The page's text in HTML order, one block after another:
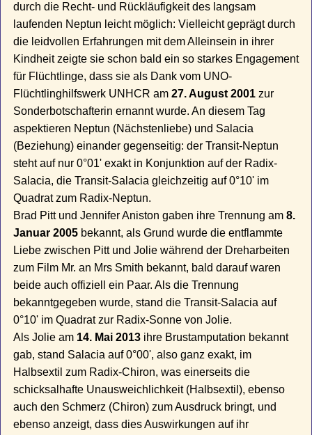
durch die Recht- und Rückläufigkeit des langsam
laufenden Neptun leicht möglich: Vielleicht geprägt durch
die leidvollen Erfahrungen mit dem Alleinsein in ihrer
Kindheit zeigte sie schon bald ein so starkes Engagement
für Flüchtlinge, dass sie als Dank vom UNO-
Flüchtlinghilfswerk UNHCR am27. August 2001 zur
Sonderbotschafterin ernannt wurde. An diesem Tag
aspektieren Neptun (Nächstenliebe) und Salacia
(Beziehung) einander gegenseitig: der Transit-Neptun
steht auf nur 0°01' exakt in Konjunktion auf der Radix-
Salacia, die Transit-Salacia gleichzeitig auf 0°10' im
Quadrat zum Radix-Neptun.
Brad Pitt und Jennifer Aniston gaben ihre Trennung am8.
Januar 2005 bekannt, als Grund wurde die entflammte
Liebe zwischen Pitt und Jolie während der Dreharbeiten
zum Film Mr. an Mrs Smith bekannt, bald darauf waren
beide auch offiziell ein Paar. Als die Trennung
bekanntgegeben wurde, stand die Transit-Salacia auf
0°10' im Quadrat zur Radix-Sonne von Jolie.
Als Jolie am 14. Mai 2013 ihre Brustamputation bekannt
gab, stand Salacia auf 0°00', also ganz exakt, im
Halbsextil zum Radix-Chiron, was einerseits die
schicksalhafte Unausweichlichkeit (Halbsextil), ebenso
auch den Schmerz (Chiron) zum Ausdruck bringt, und
ebenso anzeigt, dass dies Auswirkungen auf ihr